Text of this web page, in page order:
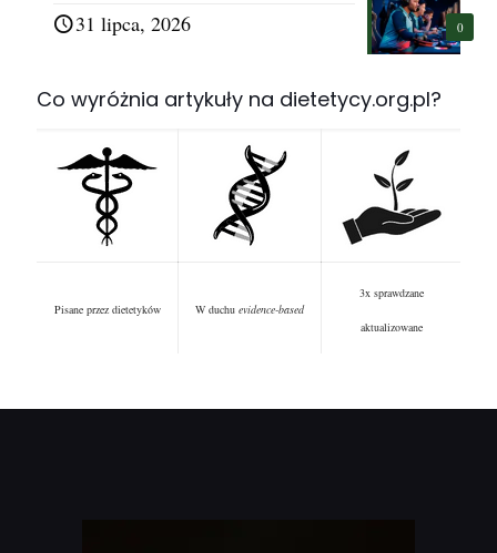
0
31 lipca, 2026
Co wyróżnia artykuły na dietetycy.org.pl?
Pisane przez dietetyków W duchu evidence-based
3x sprawdzane
aktualizowane